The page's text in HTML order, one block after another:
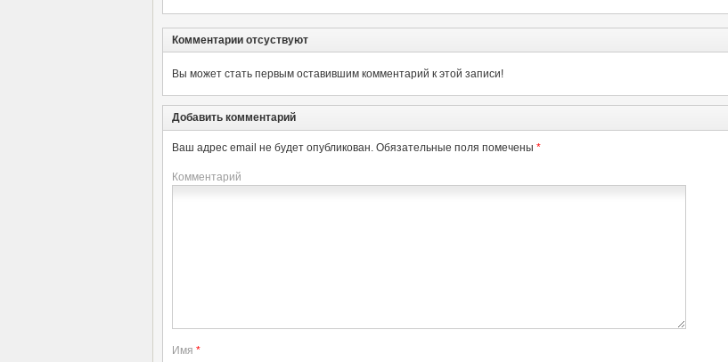
Комментарии отсуствуют
Вы может стать первым оставившим комментарий к этой записи!
Добавить комментарий
Ваш адрес email не будет опубликован. Обязательные поля помечены *
Комментарий
Имя *